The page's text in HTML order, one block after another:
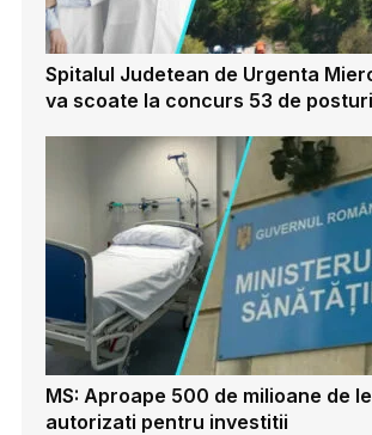
Spitalul Judetean de Urgenta
va scoate la concurs 53 de posturi
MS: Aproape 500 de milioane de
autorizati pentru investitii